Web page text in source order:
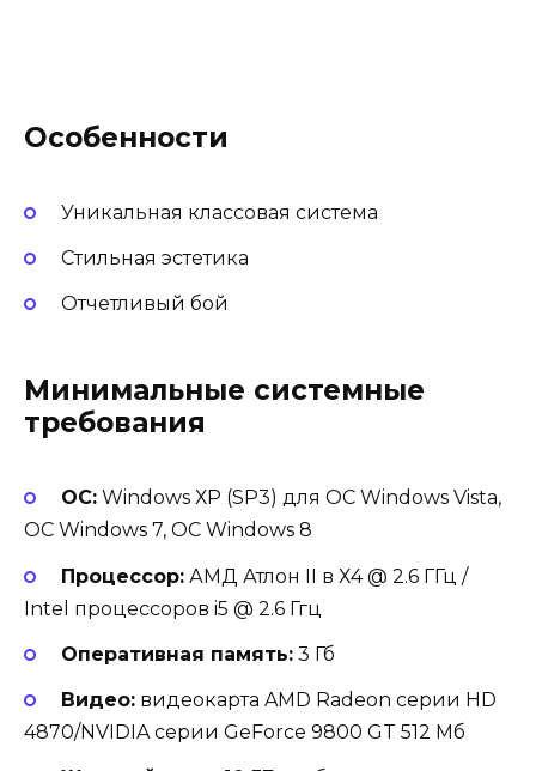
Особенности
Уникальная классовая система
Стильная эстетика
Отчетливый бой
Минимальные системные
требования
ОС:Windows ХР (SP3) для ОС Windows Vista,
ОС Windows 7, ОС Windows 8
Процессор:АМД Атлон II в Х4 @ 2.6 ГГц /
Intel процессоров i5 @ 2.6 Ггц
Оперативная память:3 Гб
Видео:видеокарта AMD Radeon серии HD
4870/NVIDIA серии GeForce 9800 GT 512 Мб